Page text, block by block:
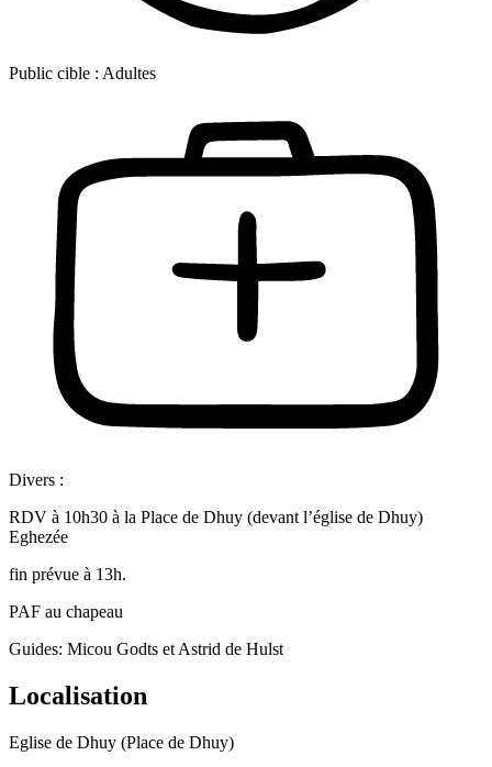
Public cible : Adultes
Divers :
RDV à 10h30 à la Place de Dhuy (devant l’église de Dhuy)
Eghezée
fin prévue à 13h.
PAF au chapeau
Guides: Micou Godts et Astrid de Hulst
Localisation
Eglise de Dhuy (Place de Dhuy)